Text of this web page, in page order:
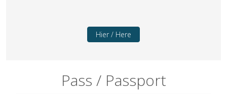
Hier / Here
Pass / Passport